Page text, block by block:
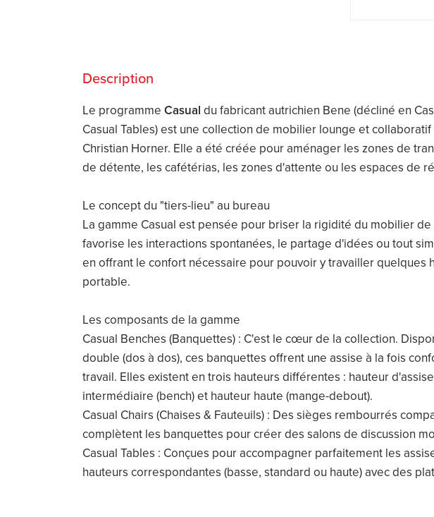
Description
Le programme Casual du fabricant autrichien Bene (décliné en
Casual Tables) est une collection de mobilier lounge et
Christian Horner. Elle a été créée pour aménager les zones de
de détente, les cafétérias, les zones d'attente ou les espaces de
Le concept du "tiers-lieu" au bureau
La gamme Casual est pensée pour briser la rigidité du mobilier
favorise les interactions spontanées, le partage d'idées ou tout
en offrant le confort nécessaire pour pouvoir y travailler quelques
portable.
Les composants de la gamme
Casual Benches (Banquettes) : C'est le cœur de la collection.
double (dos à dos), ces banquettes offrent une assise à la fois
travail. Elles existent en trois hauteurs différentes : hauteur
intermédiaire (bench) et hauteur haute (mange-debout).
Casual Chairs (Chaises & Fauteuils) : Des sièges rembourrés
complètent les banquettes pour créer des salons de discussion
Casual Tables : Conçues pour accompagner parfaitement les
hauteurs correspondantes (basse, standard ou haute) avec des